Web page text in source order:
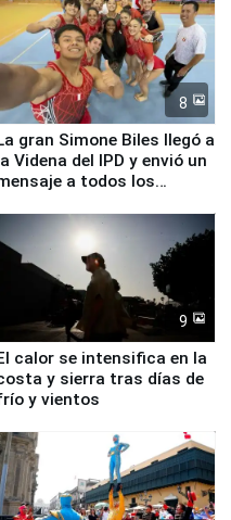
8
gran Simone Biles llegó a
Videna del IPD y envió un
a todos los
9
calor se intensifica en la
y sierra tras días de
y vientos